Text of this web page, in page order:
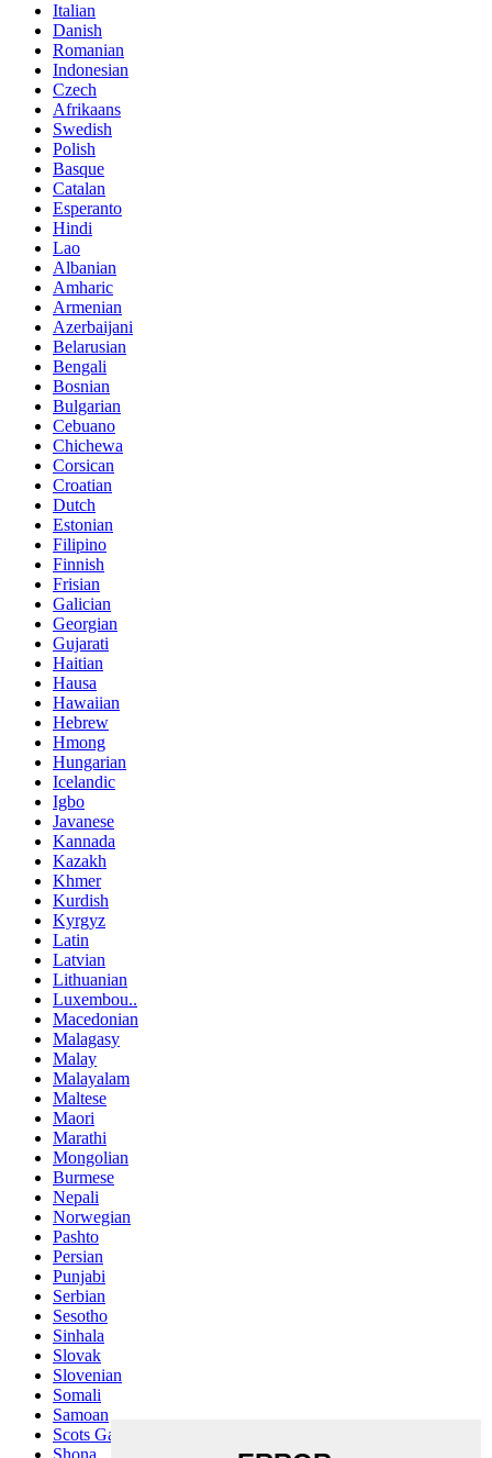
Italian
Danish
Romanian
Indonesian
Czech
Afrikaans
Swedish
Polish
Basque
Catalan
Esperanto
Hindi
Lao
Albanian
Amharic
Armenian
Azerbaijani
Belarusian
Bengali
Bosnian
Bulgarian
Cebuano
Chichewa
Corsican
Croatian
Dutch
Estonian
Filipino
Finnish
Frisian
Galician
Georgian
Gujarati
Haitian
Hausa
Hawaiian
Hebrew
Hmong
Hungarian
Icelandic
Igbo
Javanese
Kannada
Kazakh
Khmer
Kurdish
Kyrgyz
Latin
Latvian
Lithuanian
Luxembou..
Macedonian
Malagasy
Malay
Malayalam
Maltese
Maori
Marathi
Mongolian
Burmese
Nepali
Norwegian
Pashto
Persian
Punjabi
Serbian
Sesotho
Sinhala
Slovak
Slovenian
Somali
Samoan
Scots Gaelic
Shona